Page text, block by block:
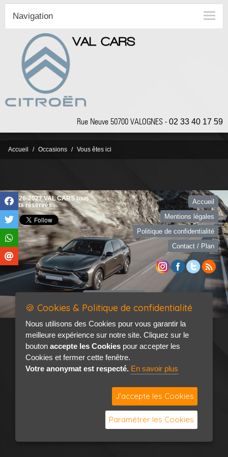
Rue Neuve 50700 VALOGNES - 02 33 40 17 59
Navigation
Accueil Occasions Vous êtes ici
©2026-2027 VAL CARS tous
droits réservés
Accueil
Mentions légales
Politique de confidentialité
Contact / Plan
🍪 Cookies & Politique de confidentialité
Nous utilisons des Cookies pour vous garantir la
meilleure expérience sur notre site. Cliquez sur le
bouton accepte les Cookies pour accepter les
Cookies et fermer cette fenêtre.
Votre anonymat est respecté. En savoir plus
J'accepte les Cookies
Paramétrer les Cookies